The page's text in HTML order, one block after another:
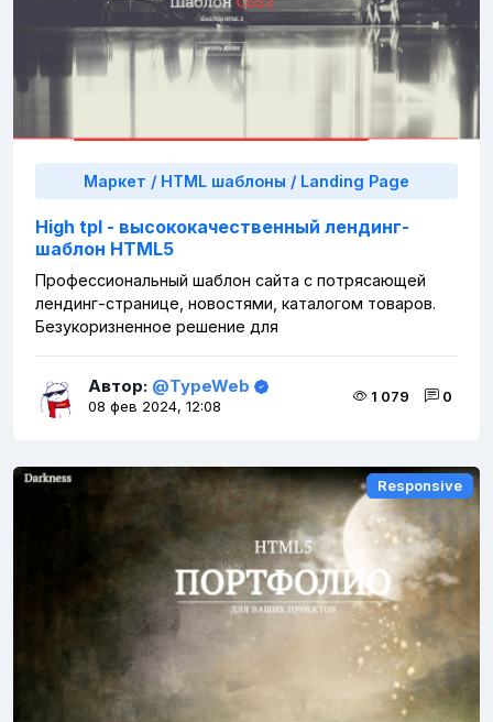
Маркет / HTML шаблоны / Landing Page
High tpl - высококачественный лендинг-
шаблон HTML5
Профессиональный шаблон сайта с потрясающей
лендинг-странице, новостями, каталогом товаров.
Безукоризненное решение для
Автор: @TypeWeb
08 фев 2024, 12:08
1 079 0
Responsive
Responsive